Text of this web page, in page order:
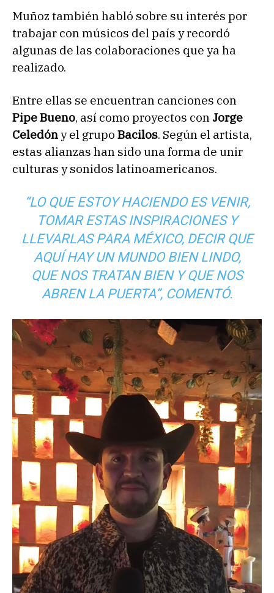
Muñoz también habló sobre su interés por
trabajar con músicos del país y recordó
algunas de las colaboraciones que ya ha
realizado.
Entre ellas se encuentran canciones con
Pipe Bueno, así como proyectos con Jorge
Celedóny el grupo Bacilos. Según el artista,
estas alianzas han sido una forma de unir
culturas y sonidos latinoamericanos.
“LO QUE ESTOY HACIENDO ES VENIR,
TOMAR ESTAS INSPIRACIONES Y
LLEVARLAS PARA MÉXICO, DECIR QUE
AQUÍ HAY UN MUNDO BIEN LINDO,
QUE NOS TRATAN BIEN Y QUE NOS
ABREN LA PUERTA”, COMENTÓ.